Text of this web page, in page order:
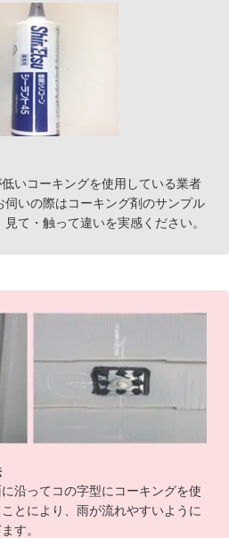
いコーキングを使用している業者
伺いの際はコーキング剤のサンプル
て・触って違いを実感ください。
沿ってコの字型にコーキングを使
とにより、雨が流れやすいように
す。